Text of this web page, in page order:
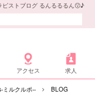
ストブログ るんるるるん😗♪
アクセス 求人
ミルクルポ--
BLOG